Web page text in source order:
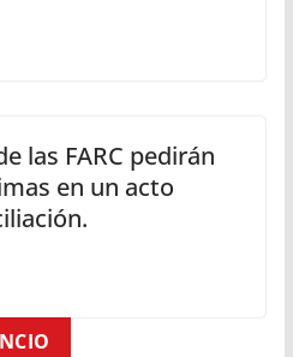
las FARC pedirán
en un acto